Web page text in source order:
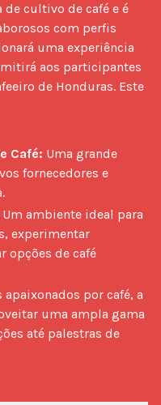
com perfis
uma experiência
aos participantes
de Honduras. Este
Café: Uma grande
fornecedores e
Um ambiente ideal para
experimentar
opções de café
apaixonados por café, a
uma ampla gama
até palestras de